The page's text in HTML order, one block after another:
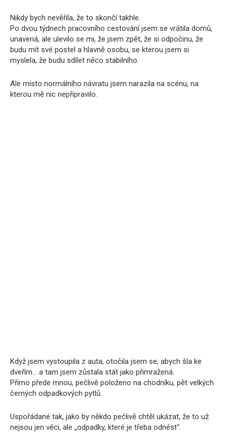
Nikdy bych nevěřila, že to skončí takhle.
Po dvou týdnech pracovního cestování jsem se vrátila domů,
unavená, ale ulevilo se mi, že jsem zpět, že si odpočinu, že
budu mít své postel a hlavně osobu, se kterou jsem si
myslela, že budu sdílet něco stabilního.
Ale místo normálního návratu jsem narazila na scénu, na
kterou mě nic nepřipravilo.
Když jsem vystoupila z auta, otočila jsem se, abych šla ke
dveřím… a tam jsem zůstala stát jako přimražená.
Přímo přede mnou, pečlivě položeno na chodníku, pět velkých
černých odpadkových pytlů.
Uspořádané tak, jako by někdo pečlivě chtěl ukázat, že to už
nejsou jen věci, ale „odpadky, které je třeba odnést“.